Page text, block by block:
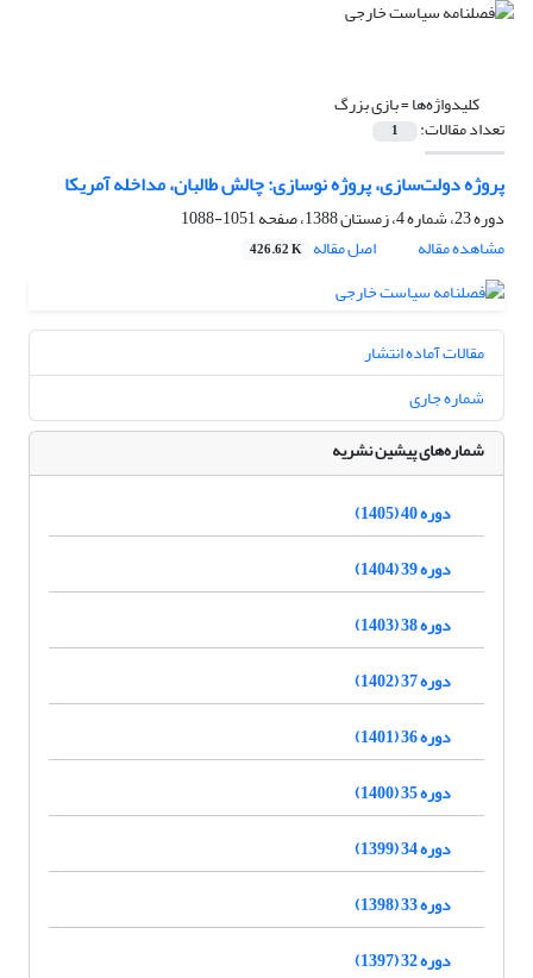
کلیدواژه‌ها =بازی بزرگ
تعداد مقالات: 1
پروژه دولت‌سازی، پروژه نوسازی: چالش طالبان، ‏مداخله آمریکا ‏
دوره 23، شماره 4، زمستان 1388، صفحه
1051-1088
مشاهده مقاله
اصل مقاله 426.62 K
مقالات آماده انتشار
شماره جاری
شماره‌های پیشین نشریه
دوره 40 (1405)
دوره 39 (1404)
دوره 38 (1403)
دوره 37 (1402)
دوره 36 (1401)
دوره 35 (1400)
دوره 34 (1399)
دوره 33 (1398)
دوره 32 (1397)